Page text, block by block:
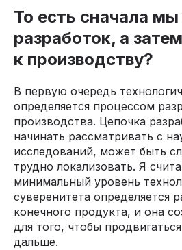
То есть сначала
разработок, а
к производству?
В первую очередь
определяется процессом
производства. Цепочка
начинать рассматривать с
исследований, может быть
трудно локализовать. Я
минимальный уровень
суверенитета определяется
конечного продукта, и она
для того, чтобы
дальше.